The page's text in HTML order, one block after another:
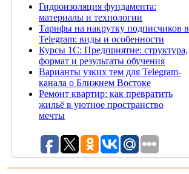
Гидроизоляция фундамента:
материалы и технологии
Тарифы на накрутку подписчиков в
Telegram: виды и особенности
Курсы 1С: Предприятие: структура,
формат и результаты обучения
Варианты узких тем для Telegram-
канала о Ближнем Востоке
Ремонт квартир: как превратить
жильё в уютное пространство
мечты